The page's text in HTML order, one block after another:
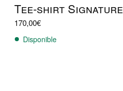
Tee-shirt Signature
170,00€
Disponible